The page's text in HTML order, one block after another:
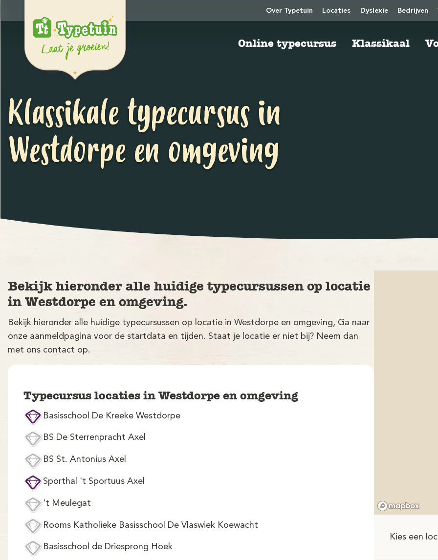
Over Typetuin Locaties Dyslexie Bedrijven
Online typecursus Klassikaal
Klassikale typecursus in
Westdorpe en omgeving
Bekijk hieronder alle huidige typecursussen op locatie
in Westdorpe en omgeving.
Bekijk hieronder alle huidige typecursussen op locatie in Westdorpe en omgeving, Ga naar
onze aanmeldpagina voor de startdata en tijden. Staat je locatie er niet bij? Neem dan
met ons contact op.
Typecursus locaties in Westdorpe en omgeving
Basisschool De Kreeke Westdorpe
BS De Sterrenpracht Axel
BS St. Antonius Axel
Sporthal 't Sportuus Axel
't Meulegat
Rooms Katholieke Basisschool De Vlaswiek Koewacht
Basisschool de Driesprong Hoek
Kies een